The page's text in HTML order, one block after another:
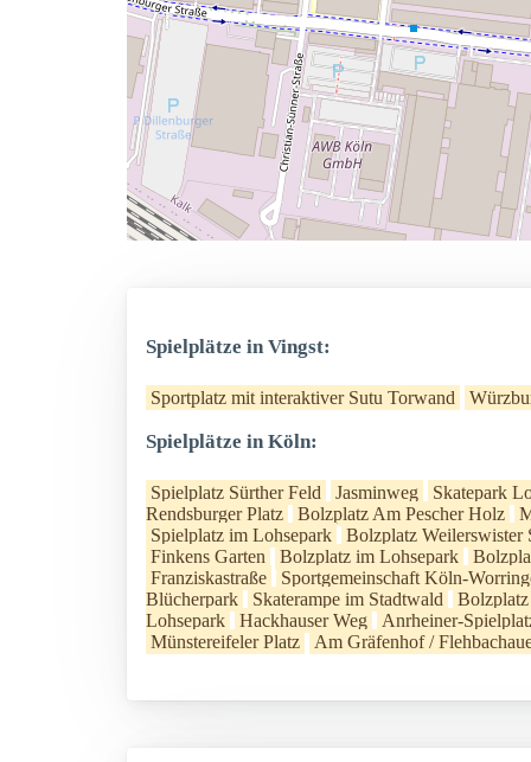
Spielplätze in Vingst:
Sportplatz mit interaktiver Sutu Torwand
Spielplätze in Köln:
Spielplatz Sürther Feld Jasminweg
Skatepark
Rendsburger Platz
Bolzplatz Am Pescher Holz
Spielplatz im Lohsepark
Bolzplatz Weilerswister
Finkens Garten
Bolzplatz im Lohsepark
Franziskastraße
Sportgemeinschaft Köln-
Blücherpark
Skaterampe im Stadtwald
Lohsepark
Hackhauser Weg
Anrheiner-
Münstereifeler Platz
Am Gräfenhof /